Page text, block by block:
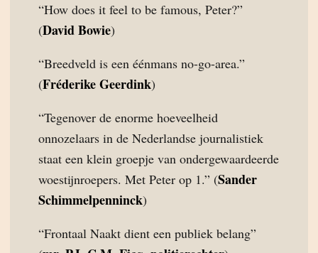
“How does it feel to be famous, Peter?”
(David Bowie)
“Breedveld is een éénmans no-go-area.”
(Fréderike Geerdink)
“Tegenover de enorme hoeveelheid
onnozelaars in de Nederlandse journalistiek
staat een klein groepje van ondergewaardeerde
woestijnroepers. Met Peter op 1.” (Sander
Schimmelpenninck)
“Frontaal Naakt dient een publiek belang”